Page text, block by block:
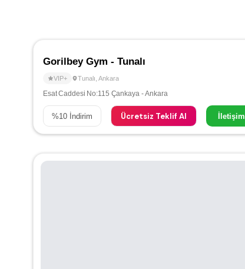
Gorilbey Gym - Tunalı
VIP+ Tunalı Ankara
Esat Caddesi No:115 Çankaya - Ankara
%10 İndirim Ücretsiz Teklif Al İletişim